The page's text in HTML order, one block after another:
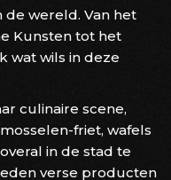
wereld. Van het
Kunsten tot het
wat wils in deze
culinaire scene,
friet, wafels
in de stad te
verse producten